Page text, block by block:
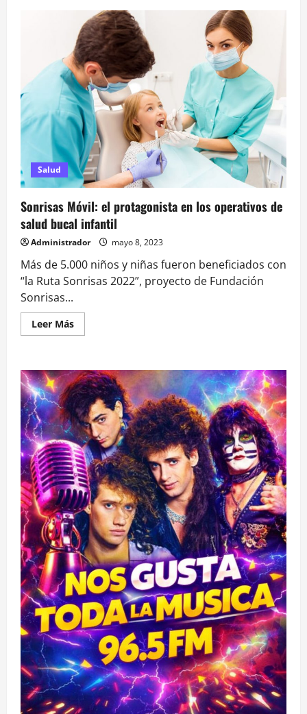
Salud
Sonrisas Móvil: el protagonista en los operativos de
salud bucal infantil
Administrador mayo 8, 2023
Más de 5.000 niños y niñas fueron beneficiados con
“la Ruta Sonrisas 2022”, proyecto de Fundación
Sonrisas...
Leer MásLeer
más
Móvil:
el
protagonista
en
los
operativos
de
salud
bucal
infantil</strong>